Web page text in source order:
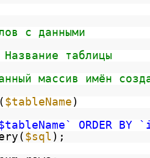
с данными
таблицы
массив имён
$tableName )
ORDER BY
$sql );